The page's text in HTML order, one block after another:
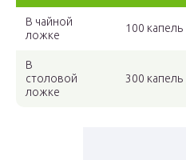
В чайной
ложке
100 капель
В
столовой
ложке
300 капель